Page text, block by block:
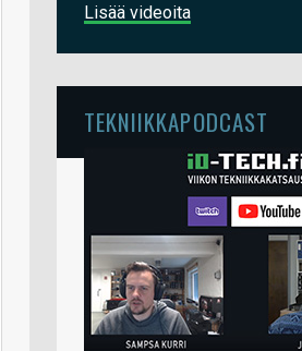
Lisää videoita
TEKNIIKKAPODCAST